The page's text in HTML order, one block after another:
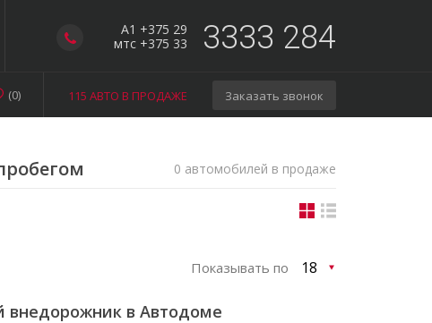
A1 +375 29
мтс +375 33
3333 284
115 АВТО В ПРОДАЖЕ Заказать звонок
(0)
0 автомобилей в продаже
Показывать по
внедорожник в Автодоме